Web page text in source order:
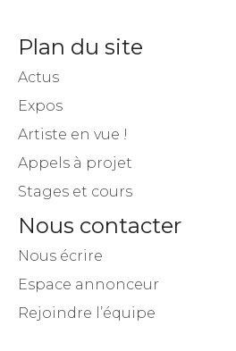
Plan du site
Actus
Expos
Artiste en vue !
Appels à projet
Stages et cours
Nous contacter
Nous écrire
Espace annonceur
Rejoindre l’équipe